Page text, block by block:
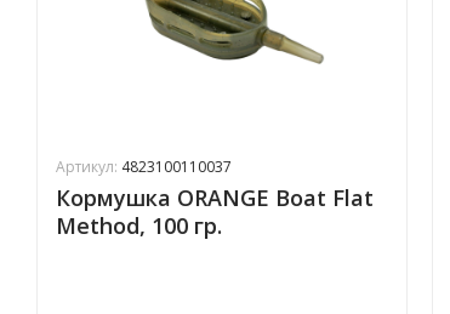
Артикул: 4823100110037
Кормушка ORANGE Boat Flat
Method, 100 гр.